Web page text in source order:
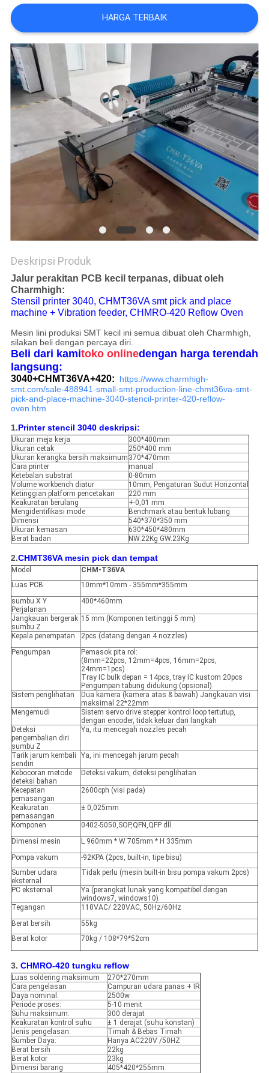
SITUS
KEBIJAKAN
PRIVASI
HARGA TERBAIK
Deskripsi Produk
Jalur perakitan PCB kecil terpanas, dibuat oleh
Charmhigh:
Stensil printer 3040, CHMT36VA smt pick and place
machine + Vibration feeder, CHMRO-420 Reflow Oven
Mesin lini produksi SMT kecil ini semua dibuat oleh Charmhigh,
silakan beli dengan percaya diri.
Beli dari kamitoko onlinedengan harga terendah
langsung:
3040+CHMT36VA+420:
https://www.charmhigh-
smt.com/sale-488941-small-smt-production-line-chmt36va-smt-
pick-and-place-machine-3040-stencil-printer-420-reflow-
oven.htm
1.Printer stencil 3040 deskripsi:
Ukuran meja kerja
300*400mm
Ukuran cetak
250*400 mm
Ukuran kerangka bersih maksimum 370*470mm
Cara printer
manual
Ketebalan substrat
0-80mm
Volume workbench diatur
10mm, Pengaturan Sudut Horizontal
Ketinggian platform pencetakan
220 mm
Keakuratan berulang
+-0,01 mm
Mengidentifikasi mode
Benchmark atau bentuk lubang
Dimensi
540*370*350 mm
Ukuran kemasan
630*450*480mm
Berat badan
NW.22Kg GW.23Kg
2.CHMT36VA mesin pick dan tempat
Model
CHM-T36VA
Luas PCB
10mm*10mm - 355mm*355mm
sumbu X Y
Perjalanan
400*460mm
Jangkauan bergerak
sumbu Z
15 mm (Komponen tertinggi 5 mm)
Kepala penempatan
2pcs (datang dengan 4 nozzles)
Pengumpan
Pemasok pita rol:
(8mm=22pcs, 12mm=4pcs, 16mm=2pcs,
24mm=1pcs)
Tray IC bulk depan = 14pcs, tray IC kustom 20pcs
Pengumpan tabung didukung (opsional)
Sistem penglihatan
Dua kamera (kamera atas & bawah) Jangkauan visi
maksimal 22*22mm
Mengemudi
Sistem servo drive stepper kontrol loop tertutup,
dengan encoder, tidak keluar dari langkah
Deteksi
pengembalian diri
sumbu Z
Ya, itu mencegah nozzles pecah
Tarik jarum kembali
sendiri
Ya, ini mencegah jarum pecah
Kebocoran metode
deteksi bahan
Deteksi vakum, deteksi penglihatan
Kecepatan
pemasangan
2600cph (visi pada)
Keakuratan
pemasangan
± 0,025mm
Komponen
0402-5050,SOP,QFN,QFP dll.
Dimensi mesin
L 960mm * W 705mm * H 335mm
Pompa vakum
-92KPA (2pcs, built-in, tipe bisu)
Sumber udara
eksternal
Tidak perlu (mesin built-in bisu pompa vakum 2pcs)
PC eksternal
Ya (perangkat lunak yang kompatibel dengan
windows7, windows10)
Tegangan
110VAC/ 220VAC, 50Hz/60Hz
Berat bersih
55kg
Berat kotor
70kg / 108*79*52cm
3. CHMRO-420 tungku reflow
Luas soldering maksimum
270*270mm
Cara pengelasan
Campuran udara panas + IR
Daya nominal:
2500w
Periode proses:
5-10 menit
Suhu maksimum:
300 derajat
Keakuratan kontrol suhu
± 1 derajat (suhu konstan)
Jenis pengelasan:
Timah & Bebas Timah
Sumber Daya:
Hanya AC220V /50HZ
Berat bersih
22kg
Berat kotor
23kg
Dimensi barang
405*420*255mm